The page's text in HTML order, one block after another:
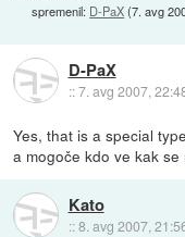
spremenil: D-PaX(7. avg
D-PaX
::7. avg 2007,
Yes, that is a special
a mogoče kdo ve kak
Kato
::8. avg 2007,